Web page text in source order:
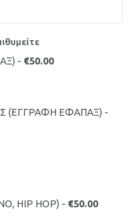
- €50.00
(ΕΓΓΡΑΦΗ ΕΦΑΠΑΞ) -
HIP HOP) - €50.00